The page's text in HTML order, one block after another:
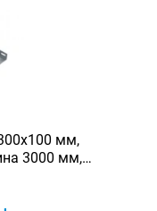
мм,
3000 мм,
Eurotray